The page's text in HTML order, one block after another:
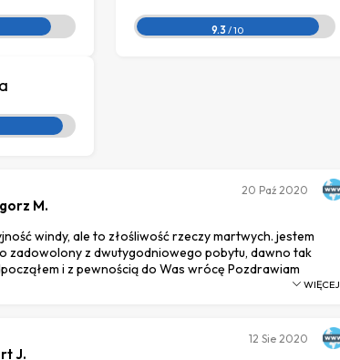
9.3/ 10
M.
windy, ale to złośliwość rzeczy martwych. jestem
zadowolony z dwutygodniowego pobytu, dawno tak
i z pewnością do Was wrócę Pozdrawiam
20 Paź 2020
WIĘCEJ
J.
12 Sie 2020